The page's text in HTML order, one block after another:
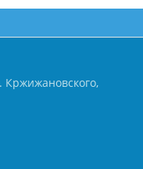
Кржижановского,